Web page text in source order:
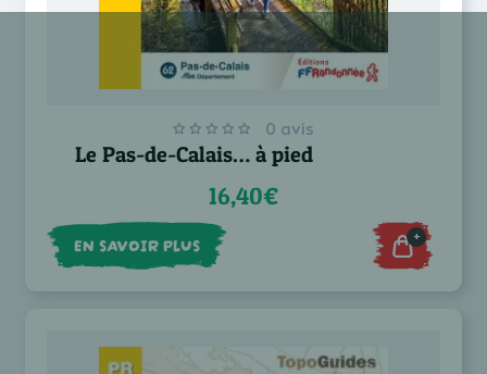
0 avis
Le Pas-de-Calais… à pied
16,40€
EN SAVOIR PLUS +